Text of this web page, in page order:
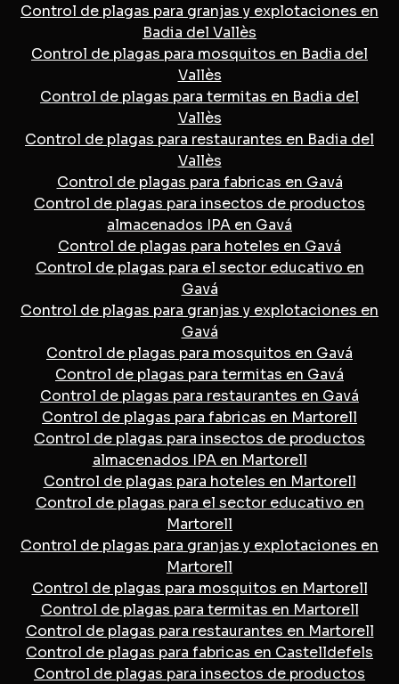
Control de plagas para granjas y explotaciones en
Badia del Vallès
Control de plagas para mosquitos en Badia del
Vallès
Control de plagas para termitas en Badia del
Vallès
Control de plagas para restaurantes en Badia del
Vallès
Control de plagas para fabricas en Gavá
Control de plagas para insectos de productos
almacenados IPA en Gavá
Control de plagas para hoteles en Gavá
Control de plagas para el sector educativo en
Gavá
Control de plagas para granjas y explotaciones en
Gavá
Control de plagas para mosquitos en Gavá
Control de plagas para termitas en Gavá
Control de plagas para restaurantes en Gavá
Control de plagas para fabricas en Martorell
Control de plagas para insectos de productos
almacenados IPA en Martorell
Control de plagas para hoteles en Martorell
Control de plagas para el sector educativo en
Martorell
Control de plagas para granjas y explotaciones en
Martorell
Control de plagas para mosquitos en Martorell
Control de plagas para termitas en Martorell
Control de plagas para restaurantes en Martorell
Control de plagas para fabricas en Castelldefels
Control de plagas para insectos de productos